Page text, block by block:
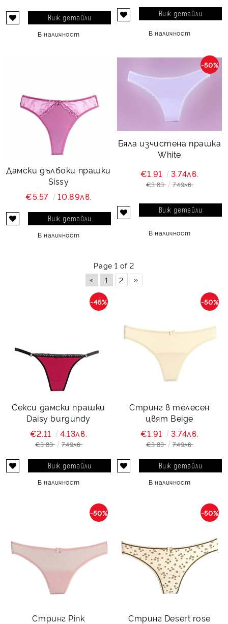
Виж детайли
В наличност
Виж детайли
В наличност
Дамски дълбоки прашки
Sissy
€5.57
10.89лв.
Виж детайли
В наличност
Бяла изчистена прашка
White
-50%
€1.91 3.74лв.
€3.83 7.49лв.
Виж детайли
В наличност
Page 1 of 2
«
1 2 »
Секси дамски прашки
Daisy burgundy
-45%
€2.11 4.13лв.
€3.83 7.49лв.
Виж детайли
В наличност
Стринг в телесен
цвят Beige
-50%
€1.91 3.74лв.
€3.83 7.49лв.
Виж детайли
В наличност
Стринг Pink
-50%
Стринг Desert rose
-50%